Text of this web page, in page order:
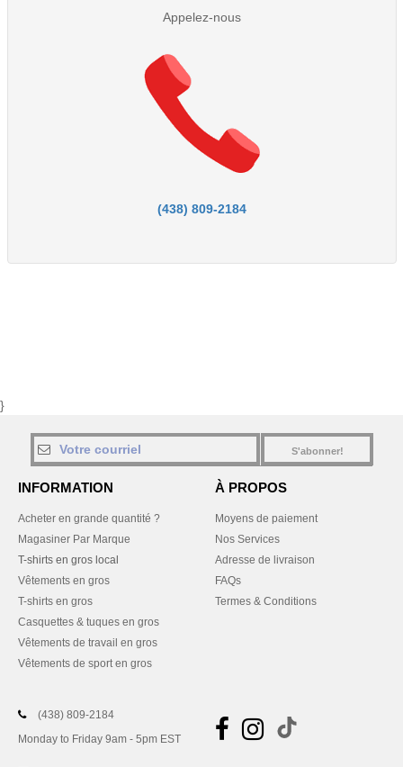
Appelez-nous
(438) 809-2184
}
S'abonner!
INFORMATION
Acheter en grande quantité ?
Magasiner Par Marque
T-shirts en gros local
Vêtements en gros
T-shirts en gros
Casquettes & tuques en gros
Vêtements de travail en gros
Vêtements de sport en gros
À PROPOS
Moyens de paiement
Nos Services
Adresse de livraison
FAQs
Termes & Conditions
(438) 809-2184
Monday to Friday 9am - 5pm EST